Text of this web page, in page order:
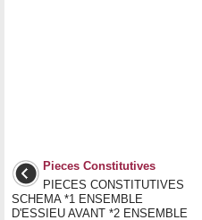
Pieces Constitutives
PIECES CONSTITUTIVES
SCHEMA *1 ENSEMBLE
D'ESSIEU AVANT *2 ENSEMBLE